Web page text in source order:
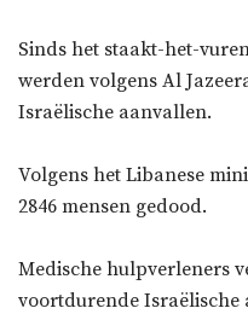
Sinds het staakt-het-
werden volgens Al
Israëlische aanvallen.
Volgens het Libanese
2846 mensen gedood.
Medische hulpverleners
voortdurende Israëlische